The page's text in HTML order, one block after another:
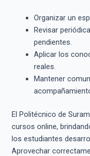
Organizar un
Revisar
pendientes.
Aplicar los
reales.
Mantener
El Politécnico de
cursos online,
los estudiantes
Aprovechar